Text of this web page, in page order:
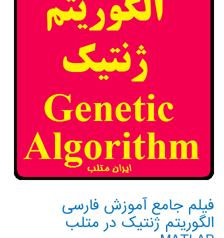
فیلم جامع آموزش فارسی
الگوریتم ژنتیک در متلب